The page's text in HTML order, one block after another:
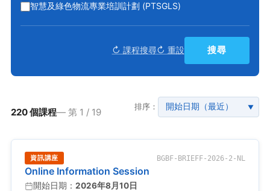
智慧及綠色物流專業培訓計劃 (PTSGLS)
↻ 課程搜尋↻ 重設 搜尋
220 個課程— 第 1 / 19 排序： ▼
資訊講座 BGBF-BRIEFF-2026-2-NL
Online Information Session
開始日期： 2026年8月10日